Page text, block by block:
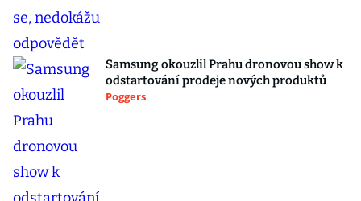
Samsung okouzlil Prahu dronovou show k
odstartování prodeje nových produktů
Poggers